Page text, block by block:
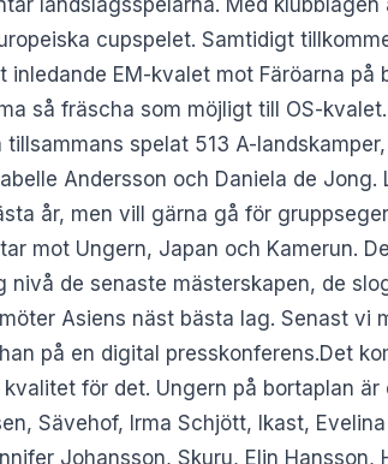
landslagsspelarna. Med klubblagen
cupspelet. Samtidigt
EM-kvalet mot Färöarna på
så fräscha som möjligt till OS-
spelat 513 A-
Andersson och Daniela de Jong.
år, men vill gärna gå för
mot Ungern, Japan och Kamerun.
nivå de senaste mästerskapen, de
Asiens näst bästa lag. Senast vi
på en digital presskonferens.Det
för det. Ungern på bortaplan är
Sävehof, Irma Schjött, Ikast,
Johansson, Skuru, Elin Hansson,